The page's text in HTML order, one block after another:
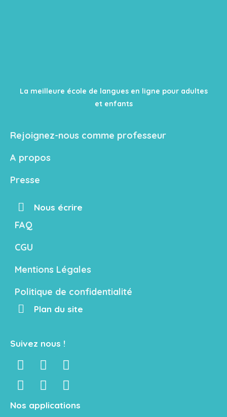
La meilleure école de langues en ligne pour adultes
et enfants
Rejoignez-nous comme professeur
A propos
Presse
Nous écrire
FAQ
CGU
Mentions Légales
Politique de confidentialité
Plan du site
Suivez nous !
Nos applications